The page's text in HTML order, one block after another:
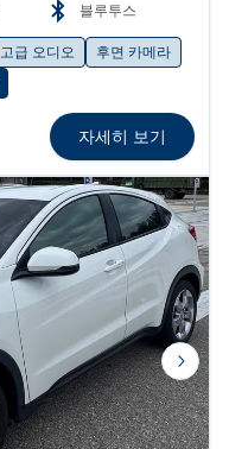
블루투스
고급 오디오
후면 카메라
자세히 보기
Next